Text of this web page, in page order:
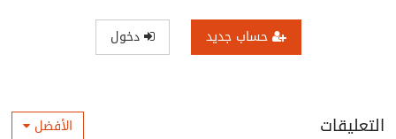
حساب جديد دخول
التعليقات الأفضل